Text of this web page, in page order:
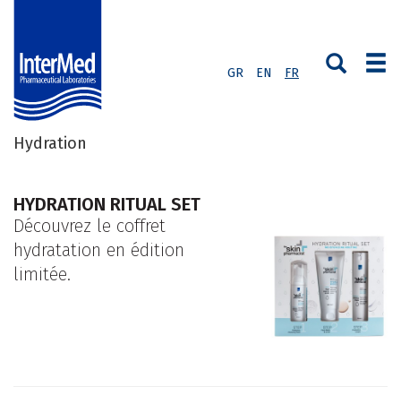
GR EN FR
Hydration
HYDRATION RITUAL SET
Découvrez le coffret
hydratation en édition
limitée.